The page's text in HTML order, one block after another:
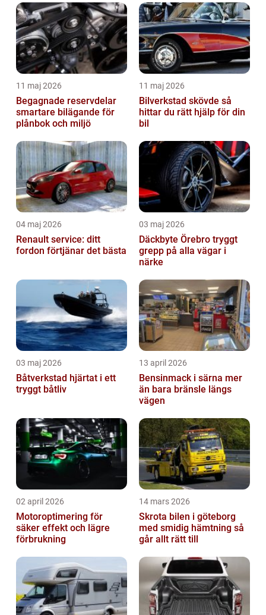
11 maj 2026
Begagnade reservdelar
smartare bilägande för
plånbok och miljö
11 maj 2026
Bilverkstad skövde så
hittar du rätt hjälp för din
bil
04 maj 2026
Renault service: ditt
fordon förtjänar det bästa
03 maj 2026
Däckbyte Örebro tryggt
grepp på alla vägar i
närke
03 maj 2026
Båtverkstad hjärtat i ett
tryggt båtliv
13 april 2026
Bensinmack i särna mer
än bara bränsle längs
vägen
02 april 2026
Motoroptimering för
säker effekt och lägre
förbrukning
14 mars 2026
Skrota bilen i göteborg
med smidig hämtning så
går allt rätt till